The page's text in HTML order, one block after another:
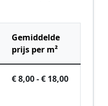
Gemiddelde
prijs per m²
€ 8,00 - € 18,00